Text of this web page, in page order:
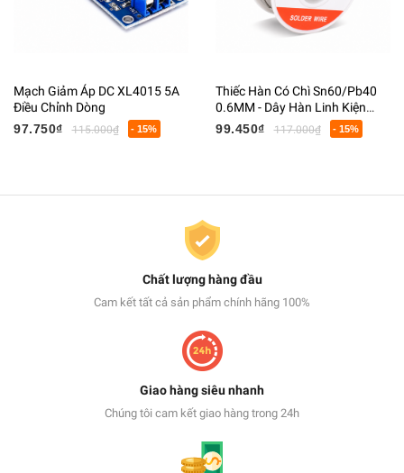
Mạch Giảm Áp DC XL4015 5A
Điều Chỉnh Dòng
97.750₫
115.000₫ - 15%
Thiếc Hàn Có Chì Sn60/Pb40
0.6MM - Dây Hàn Linh Kiện
Điện Tử Có Lõi Flux
99.450₫ 117.000₫ - 15%
Chất lượng hàng đầu
Cam kết tất cả sản phẩm chính hãng 100%
Giao hàng siêu nhanh
Chúng tôi cam kết giao hàng trong 24h